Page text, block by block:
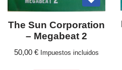
The Sun Corporation
‎– Megabeat 2
50,00 € Impuestos incluidos